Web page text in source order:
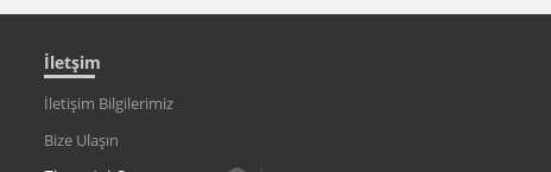
İletşim
İletişim Bilgilerimiz
Bize Ulaşın